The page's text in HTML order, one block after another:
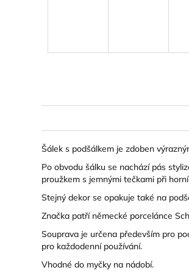
Šálek s podšálkem je zdoben
Po obvodu šálku se nachází pás
proužkem s jemnými tečkami při
Stejný dekor se opakuje také na
Značka patří německé porcelánce
Souprava je určena především pro
pro každodenní používání.
Vhodné do myčky na nádobí.